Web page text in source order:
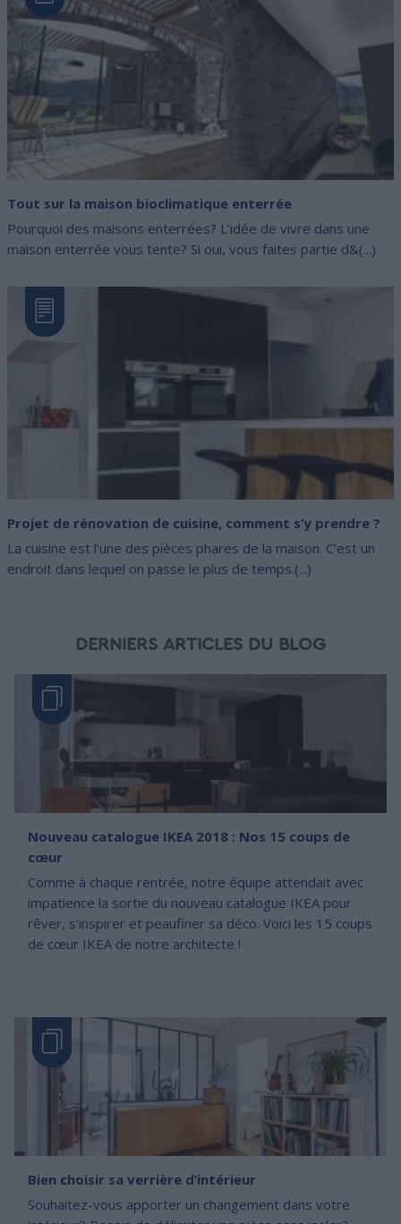
Tout sur la maison bioclimatique enterrée
Pourquoi des maisons enterrées? L’idée de vivre dans une
maison enterrée vous tente? Si oui, vous faites partie d&(...)
Projet de rénovation de cuisine, comment s’y prendre ?
La cuisine est l’une des pièces phares de la maison. C’est un
endroit dans lequel on passe le plus de temps.(...)
DERNIERS ARTICLES DU BLOG
Nouveau catalogue IKEA 2018 : Nos 15 coups de
cœur
Comme à chaque rentrée, notre équipe attendait avec
impatience la sortie du nouveau catalogue IKEA pour
rêver, s’inspirer et peaufiner sa déco. Voici les 15 coups
de cœur IKEA de notre architecte !
Bien choisir sa verrière d’intérieur
Souhaitez-vous apporter un changement dans votre